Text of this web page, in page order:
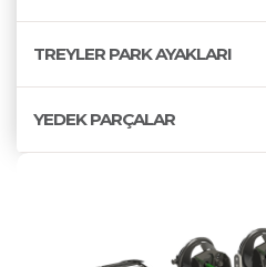
TREYLER PARK AYAKLARI
YEDEK PARÇALAR